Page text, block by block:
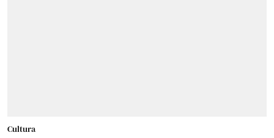
Cultura